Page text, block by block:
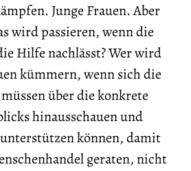
Junge Frauen. Aber
wird passieren, wenn die
Hilfe nachlässt? Wer wird
kümmern, wenn sich die
über die konkrete
hinausschauen und
können, damit
geraten, nicht